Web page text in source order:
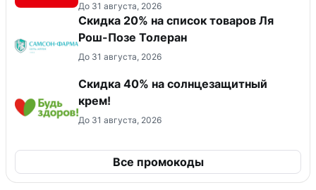
До 31 августа, 2026
Скидка 20% на список товаров Ля
Рош-Позе Толеран
До 31 августа, 2026
Скидка 40% на солнцезащитный
крем!
До 31 августа, 2026
Все промокоды